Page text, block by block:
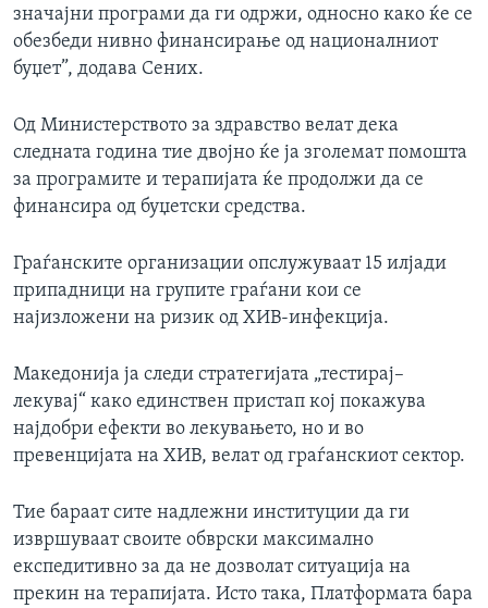
значајни програми да ги одржи, односно како ќе се
обезбеди нивно финансирање од националниот
буџет”, додава Сених.
Од Министерството за здравство велат дека
следната година тие двојно ќе ја зголемат помошта
за програмите и терапијата ќе продолжи да се
финансира од буџетски средства.
Граѓанските организации опслужуваат 15 илјади
припадници на групите граѓани кои се
најизложени на ризик од ХИВ-инфекција.
Македонија ја следи стратегијата „тестирај–
лекувај“ како единствен пристап кој покажува
најдобри ефекти во лекувањето, но и во
превенцијата на ХИВ, велат од граѓанскиот сектор.
Тие бараат сите надлежни институции да ги
извршуваат своите обврски максимално
експедитивно за да не дозволат ситуација на
прекин на терапијата. Исто така, Платформата бара